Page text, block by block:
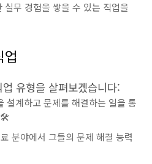
실무 경험을 쌓을 수 있는 직업을
유형을 살펴보겠습니다:
설계하고 문제를 해결하는 일을 통
🛠️
분야에서 그들의 문제 해결 능력